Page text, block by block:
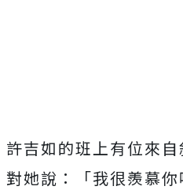
許吉如的班上有位來
對她說：「我很羨慕